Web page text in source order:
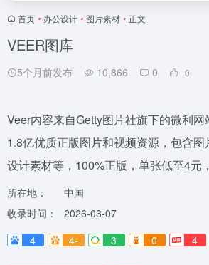
首页 • 办公设计 • 图片素材 • 正文
VEER图库
5个月前发布 10,866 0 0
Veer内容来自Getty图片社旗下的微利
1.8亿优质正版图片和视频资源，包含图
设计素材等，100%正版，单张低至4元
所在地：
中国
收录时间：
2026-03-07
4
4- 3 0 4